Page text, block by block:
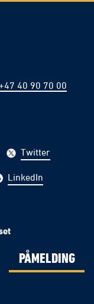
+47 40 90 70 00
Twitter
LinkedIn
PÅMELDING